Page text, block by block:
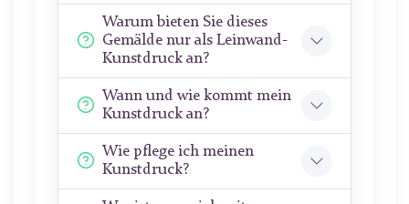
Warum bieten Sie dieses
Gemälde nur als Leinwand-
Kunstdruck an?
Wann und wie kommt mein
Kunstdruck an?
Wie pflege ich meinen
Kunstdruck?